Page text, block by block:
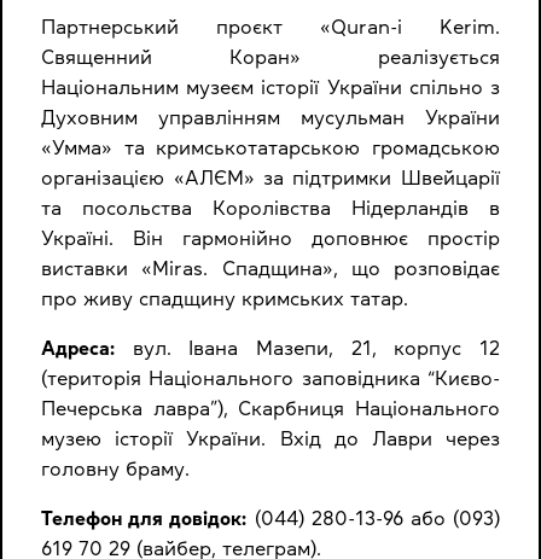
Партнерський проєкт «Quran-i Kerim.
Священний Коран» реалізується
Національним музеєм історії України спільно з
Духовним управлінням мусульман України
«Умма» та кримськотатарською громадською
організацією «АЛЄМ» за підтримки Швейцарії
та посольства Королівства Нідерландів в
Україні. Він гармонійно доповнює простір
виставки «Miras. Спадщина», що розповідає
про живу спадщину кримських татар.
Адреса: вул. Івана Мазепи, 21, корпус 12
(територія Національного заповідника “Києво-
Печерська лавра”), Скарбниця Національного
музею історії України. Вхід до Лаври через
головну браму.
Телефон для довідок: (044) 280-13-96 або (093)
619 70 29 (вайбер, телеграм).